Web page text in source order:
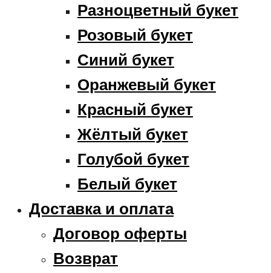
Разноцветный букет
Розовый букет
Синий букет
Оранжевый букет
Красный букет
Жёлтый букет
Голубой букет
Белый букет
Доставка и оплата
Договор оферты
Возврат